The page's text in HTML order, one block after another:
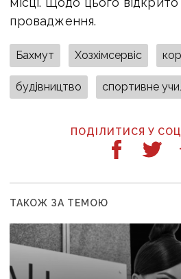
провадження.
Бахмут Хозхімсервіс
будівництво спортивне
ПОДІЛИТИСЯ У
ТАКОЖ ЗА ТЕМОЮ